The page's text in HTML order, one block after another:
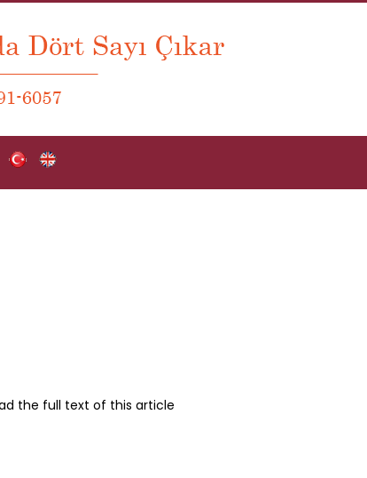
the full text of this article